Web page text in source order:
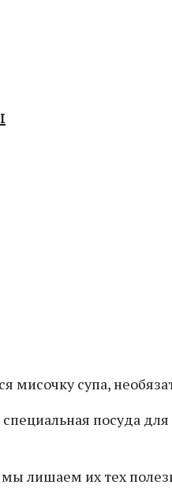
мисочку супа,
посуда для
лишаем их тех